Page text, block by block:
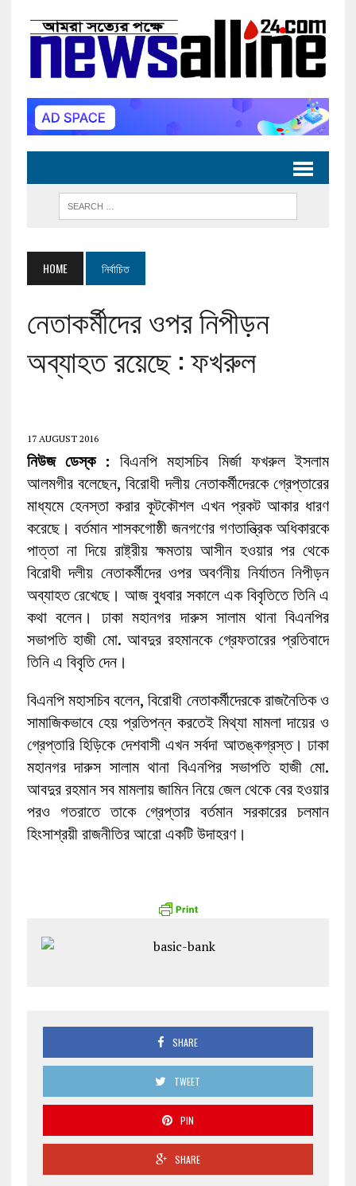
HOME নির্বাচিত
নেতাকর্মীদের ওপর নিপীড়ন
অব্যাহত রয়েছে : ফখরুল
17 AUGUST 2016
নিউজ ডেস্ক : বিএনপি মহাসচিব মির্জা ফখরুল ইসলাম
আলমগীর বলেছেন, বিরোধী দলীয় নেতাকর্মীদেরকে গ্রেপ্তারের
মাধ্যমে হেনস্তা করার কূটকৌশল এখন প্রকট আকার ধারণ
করেছে। বর্তমান শাসকগোষ্ঠী জনগণের গণতান্ত্রিক অধিকারকে
পাত্তা না দিয়ে রাষ্ট্রীয় ক্ষমতায় আসীন হওয়ার পর থেকে
বিরোধী দলীয় নেতাকর্মীদের ওপর অবর্ণনীয় নির্যাতন নিপীড়ন
অব্যাহত রেখেছে। আজ বুধবার সকালে এক বিবৃতিতে তিনি এ
কথা বলেন। ঢাকা মহানগর দারুস সালাম থানা বিএনপির
সভাপতি হাজী মো. আবদুর রহমানকে গ্রেফতারের প্রতিবাদে
তিনি এ বিবৃতি দেন।
বিএনপি মহাসচিব বলেন, বিরোধী নেতাকর্মীদেরকে রাজনৈতিক ও
সামাজিকভাবে হেয় প্রতিপন্ন করতেই মিথ্যা মামলা দায়ের ও
গ্রেপ্তারি হিড়িকে দেশবাসী এখন সর্বদা আতঙ্কগ্রস্ত। ঢাকা
মহানগর দারুস সালাম থানা বিএনপির সভাপতি হাজী মো.
আবদুর রহমান সব মামলায় জামিন নিয়ে জেল থেকে বের হওয়ার
পরও গতরাতে তাকে গ্রেপ্তার বর্তমান সরকারের চলমান
হিংসাশ্রয়ী রাজনীতির আরো একটি উদাহরণ।
SHARE
TWEET
PIN
SHARE